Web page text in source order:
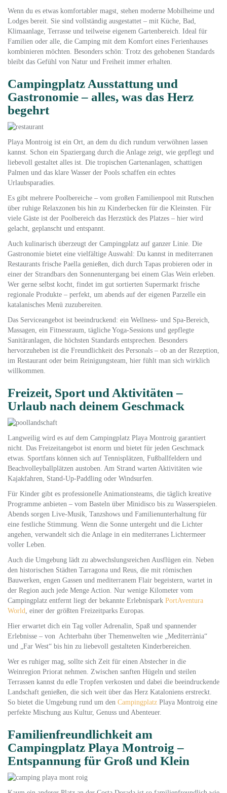
Wenn du es etwas komfortabler magst, stehen moderne Mobilheime und
Lodges bereit. Sie sind vollständig ausgestattet – mit Küche, Bad,
Klimaanlage, Terrasse und teilweise eigenem Gartenbereich. Ideal für
Familien oder alle, die Camping mit dem Komfort eines Ferienhauses
kombinieren möchten. Besonders schön: Trotz des gehobenen Standards
bleibt das Gefühl von Natur und Freiheit immer erhalten.
Campingplatz Ausstattung und
Gastronomie – alles, was das Herz
begehrt
Playa Montroig ist ein Ort, an dem du dich rundum verwöhnen lassen
kannst. Schon ein Spaziergang durch die Anlage zeigt, wie gepflegt und
liebevoll gestaltet alles ist. Die tropischen Gartenanlagen, schattigen
Palmen und das klare Wasser der Pools schaffen ein echtes
Urlaubsparadies.
Es gibt mehrere Poolbereiche – vom großen Familienpool mit Rutschen
über ruhige Relaxzonen bis hin zu Kinderbecken für die Kleinsten. Für
viele Gäste ist der Poolbereich das Herzstück des Platzes – hier wird
gelacht, geplanscht und entspannt.
Auch kulinarisch überzeugt der Campingplatz auf ganzer Linie. Die
Gastronomie bietet eine vielfältige Auswahl: Du kannst in mediterranen
Restaurants frische Paella genießen, dich durch Tapas probieren oder in
einer der Strandbars den Sonnenuntergang bei einem Glas Wein erleben.
Wer gerne selbst kocht, findet im gut sortierten Supermarkt frische
regionale Produkte – perfekt, um abends auf der eigenen Parzelle ein
katalanisches Menü zuzubereiten.
Das Serviceangebot ist beeindruckend: ein Wellness- und Spa-Bereich,
Massagen, ein Fitnessraum, tägliche Yoga-Sessions und gepflegte
Sanitäranlagen, die höchsten Standards entsprechen. Besonders
hervorzuheben ist die Freundlichkeit des Personals – ob an der Rezeption,
im Restaurant oder beim Reinigungsteam, hier fühlt man sich wirklich
willkommen.
Freizeit, Sport und Aktivitäten –
Urlaub nach deinem Geschmack
Langweilig wird es auf dem Campingplatz Playa Montroig garantiert
nicht. Das Freizeitangebot ist enorm und bietet für jeden Geschmack
etwas. Sportfans können sich auf Tennisplätzen, Fußballfeldern und
Beachvolleyballplätzen austoben. Am Strand warten Aktivitäten wie
Kajakfahren, Stand-Up-Paddling oder Windsurfen.
Für Kinder gibt es professionelle Animationsteams, die täglich kreative
Programme anbieten – vom Basteln über Minidisco bis zu Wasserspielen.
Abends sorgen Live-Musik, Tanzshows und Familienunterhaltung für
eine festliche Stimmung. Wenn die Sonne untergeht und die Lichter
angehen, verwandelt sich die Anlage in ein mediterranes Lichtermeer
voller Leben.
Auch die Umgebung lädt zu abwechslungsreichen Ausflügen ein. Neben
den historischen Städten Tarragona und Reus, die mit römischen
Bauwerken, engen Gassen und mediterranem Flair begeistern, wartet in
der Region auch jede Menge Action. Nur wenige Kilometer vom
Campingplatz entfernt liegt der bekannte Erlebnispark PortAventura
World, einer der größten Freizeitparks Europas.
Hier erwartet dich ein Tag voller Adrenalin, Spaß und spannender
Erlebnisse – von Achterbahn über Themenwelten wie „Mediterrània“
und „Far West“ bis hin zu liebevoll gestalteten Kinderbereichen.
Wer es ruhiger mag, sollte sich Zeit für einen Abstecher in die
Weinregion Priorat nehmen. Zwischen sanften Hügeln und steilen
Terrassen kannst du edle Tropfen verkosten und dabei die beeindruckende
Landschaft genießen, die sich weit über das Herz Kataloniens erstreckt.
So bietet die Umgebung rund um den Campingplatz Playa Montroig eine
perfekte Mischung aus Kultur, Genuss und Abenteuer.
Familienfreundlichkeit am
Campingplatz Playa Montroig –
Entspannung für Groß und Klein